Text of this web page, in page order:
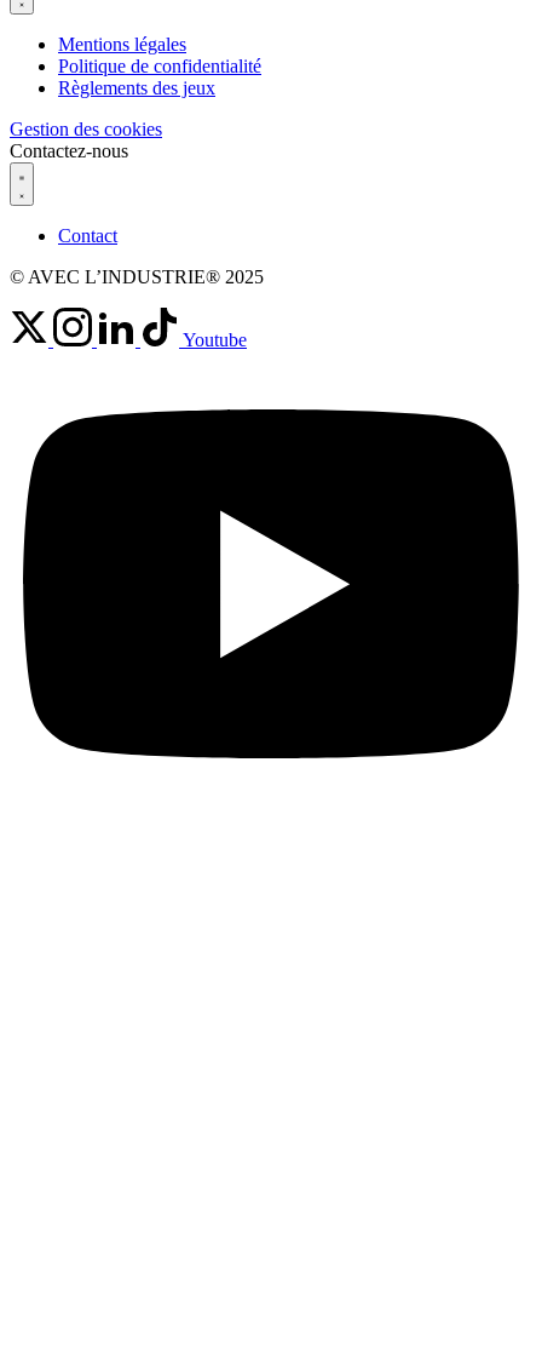
Mentions légales
Politique de confidentialité
Règlements des jeux
Gestion des cookies
Contactez-nous
Contact
© AVEC L’INDUSTRIE® 2025
Youtube